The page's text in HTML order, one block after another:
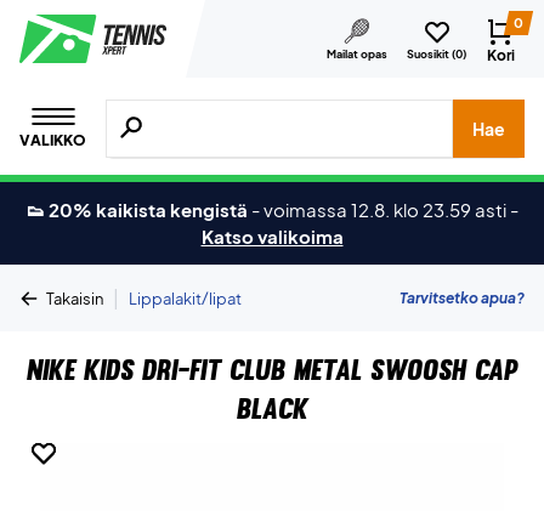
Mailat opas Suosikit (0)
0
Kori
VALIKKO
Hae tuotteita, merkkejä jne.
Hae
👟 20% kaikista kengistä -voimassa 12.8. klo 23.59 asti -
Katso valikoima
Takaisin | Lippalakit/lipat Tarvitsetko apua?
Nike Kids Dri-FIT Club Metal Swoosh Cap
Black